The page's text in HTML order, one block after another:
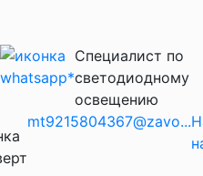
Cпециалист по
светодиодному
освещению
mt9215804367@zavo...